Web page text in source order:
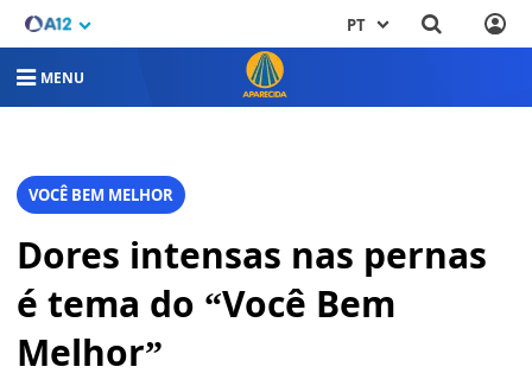
PT
MENU
VOCÊ BEM MELHOR
Dores intensas nas pernas
é tema do “Você Bem
Melhor”